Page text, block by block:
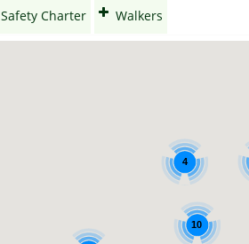
Safety Charter Walkers
10
4